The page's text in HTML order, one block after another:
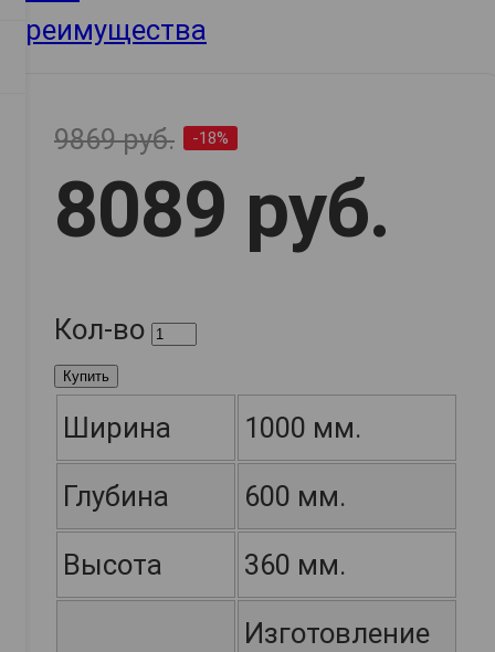
9869 руб. -18%
8089 руб.
Кол-во
Купить
Ширина 1000 мм.
Глубина 600 мм.
Высота 360 мм.
Изготовление